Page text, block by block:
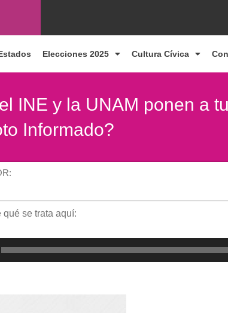
Elecciones 2025 Cultura Cívica
INE y la UNAM ponen a
Informado?
qué se trata aquí: